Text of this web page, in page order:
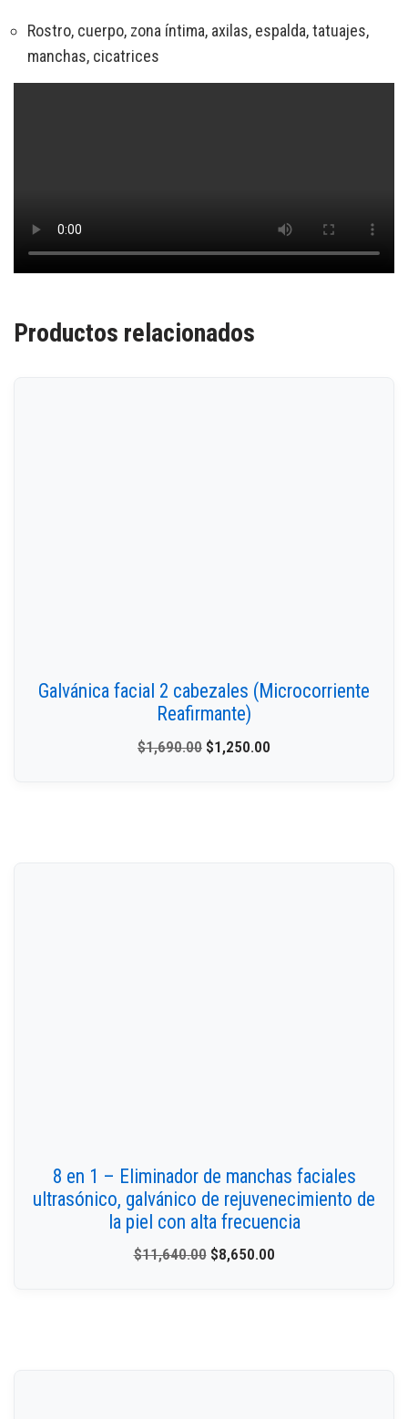
Rostro, cuerpo, zona íntima, axilas, espalda, tatuajes,
manchas, cicatrices
Productos relacionados
Galvánica facial 2 cabezales (Microcorriente
Reafirmante)
$1,690.00 $1,250.00
8 en 1 – Eliminador de manchas faciales
ultrasónico, galvánico de rejuvenecimiento de
la piel con alta frecuencia
$11,640.00 $8,650.00